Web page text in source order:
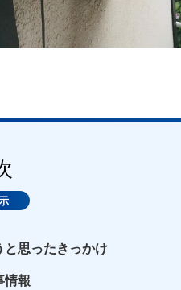
と思ったきっかけ
情報